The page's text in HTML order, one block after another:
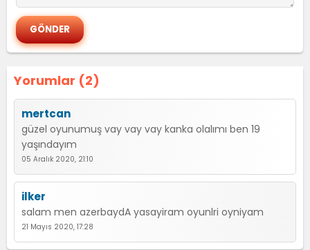
Yorumlar (2)
mertcan
güzel oyunumuş vay vay vay kanka olalımı ben 19
yaşındayım
05 Aralık 2020, 21:10
ilker
salam men azerbaydA yasayiram oyunlri oyniyam
21 Mayıs 2020, 17:28